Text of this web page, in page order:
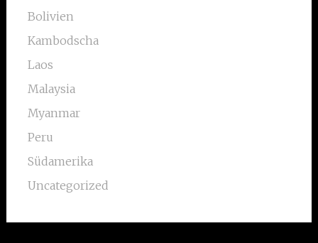
Bolivien
Kambodscha
Laos
Malaysia
Myanmar
Peru
Südamerika
Uncategorized